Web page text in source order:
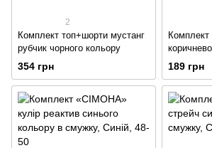
2
Комплект топ+шорти мустанг
рубчик чорного кольору
354 грн 189 грн